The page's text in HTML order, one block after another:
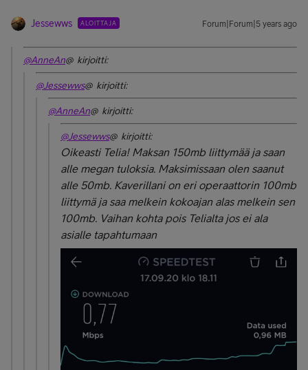
Jessewws ALOITTAJA Forum|Forum|5 years ago
@AnneAn@ kirjoitti:
@Jessewws@ kirjoitti:
@AnneAn@ kirjoitti:
@Jessewws@ kirjoitti:
Oikeasti Telia! Maksan 150mb liittymää ja saan
alle megan tuloksia. Maksimissaan olen saanut
alle 50mb. Kaverillani on eri operaattorin 100mb
liittymä ja saa melkein kokoajan alas melkein sen
100mb. Vaihan kohta pois Telialta jos ei ala
asialle tapahtumaan